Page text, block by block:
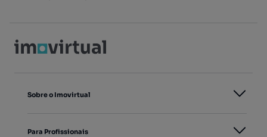
Sobre o Imovirtual
Para Profissionais